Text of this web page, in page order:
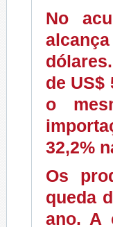
No
de US$
o
32,2%
Os
queda
ano. A